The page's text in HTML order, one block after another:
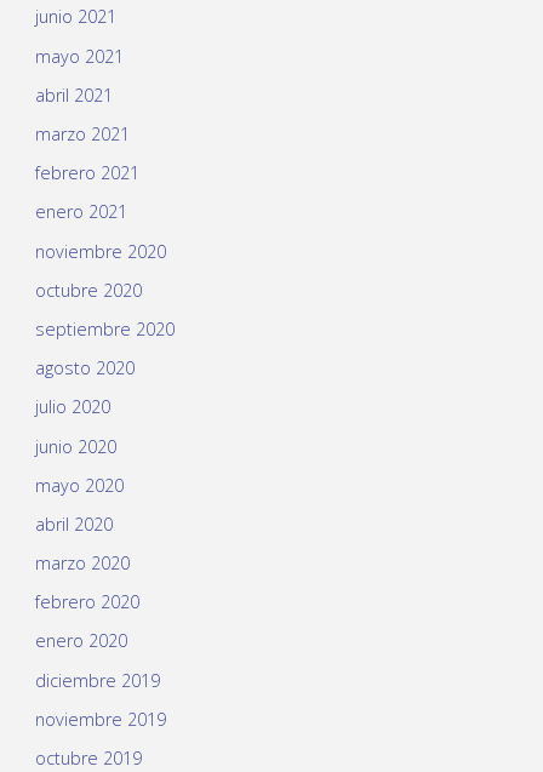
junio 2021
mayo 2021
abril 2021
marzo 2021
febrero 2021
enero 2021
noviembre 2020
octubre 2020
septiembre 2020
agosto 2020
julio 2020
junio 2020
mayo 2020
abril 2020
marzo 2020
febrero 2020
enero 2020
diciembre 2019
noviembre 2019
octubre 2019